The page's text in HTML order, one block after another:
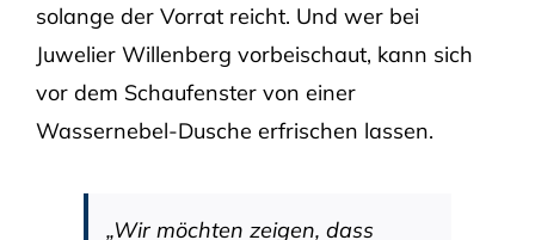
solange der Vorrat reicht. Und wer bei
Juwelier Willenberg vorbeischaut, kann sich
vor dem Schaufenster von einer
Wassernebel-Dusche erfrischen lassen.
„Wir möchten zeigen, dass